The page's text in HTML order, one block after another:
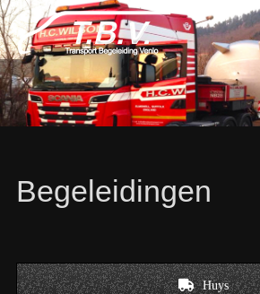
Begeleidingen
Huys